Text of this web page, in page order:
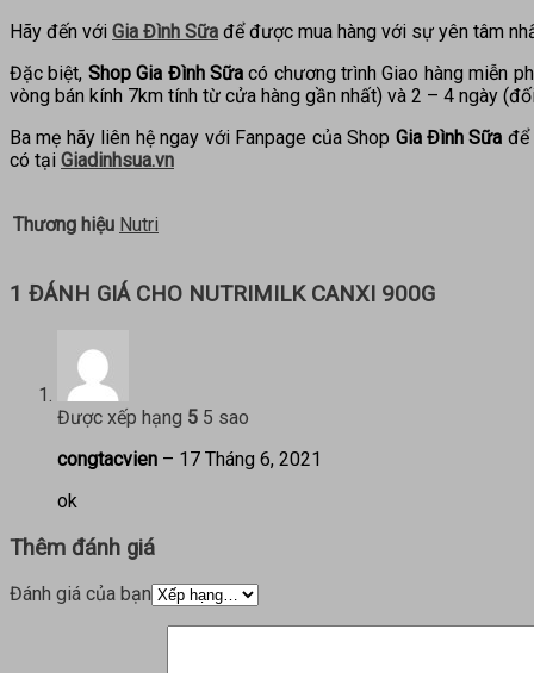
Hãy đến với Gia Đình Sữa để được mua hàng với sự yên tâm
Đặc biệt, Shop Gia Đình Sữacó chương trình Giao hàng miễn
vòng bán kính 7km tính từ cửa hàng gần nhất) và 2 – 4 ngày
Ba mẹ hãy liên hệ ngay với Fanpage của Shop Gia Đình Sữa để
có tại Giadinhsua.vn
Thương hiệu Nutri
1 ĐÁNH GIÁ CHO NUTRIMILK CANXI 900G
Được xếp hạng 5 5 sao
congtacvien – 17 Tháng 6, 2021
ok
Thêm đánh giá
Đánh giá của bạn